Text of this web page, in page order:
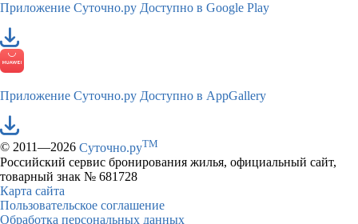
Приложение Суточно.ру Доступно в Google Play
Приложение Суточно.ру Доступно в AppGallery
© 2011—2026 Суточно.руTM
Российский сервис бронирования жилья, официальный сайт,
товарный знак № 681728
Карта сайта
Пользовательское соглашение
Обработка персональных данных